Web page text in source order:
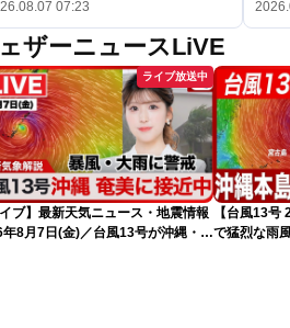
07:23
ザーニュースLiVE
ライブ放送中
イブ】最新天気ニュース・地震情報
8月7日(金)／台風13号が沖縄・奄
【台風13
で猛烈な雨